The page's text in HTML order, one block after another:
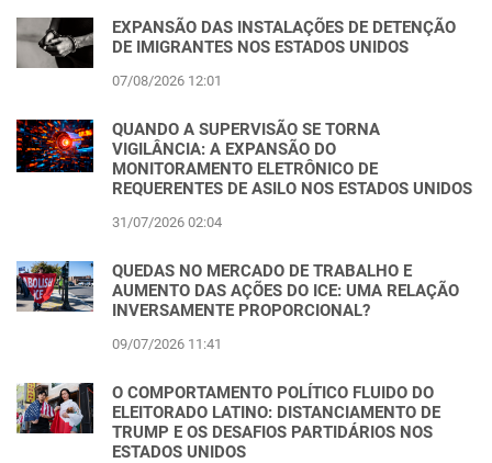
EXPANSÃO DAS INSTALAÇÕES DE DETENÇÃO
DE IMIGRANTES NOS ESTADOS UNIDOS
07/08/2026 12:01
QUANDO A SUPERVISÃO SE TORNA
VIGILÂNCIA: A EXPANSÃO DO
MONITORAMENTO ELETRÔNICO DE
REQUERENTES DE ASILO NOS ESTADOS UNIDOS
31/07/2026 02:04
QUEDAS NO MERCADO DE TRABALHO E
AUMENTO DAS AÇÕES DO ICE: UMA RELAÇÃO
INVERSAMENTE PROPORCIONAL?
09/07/2026 11:41
O COMPORTAMENTO POLÍTICO FLUIDO DO
ELEITORADO LATINO: DISTANCIAMENTO DE
TRUMP E OS DESAFIOS PARTIDÁRIOS NOS
ESTADOS UNIDOS